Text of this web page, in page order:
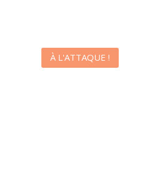
À L'ATTAQUE !